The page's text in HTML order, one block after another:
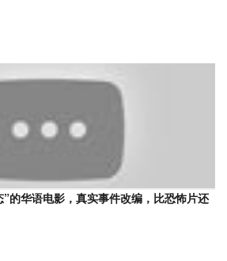
”的华语电影，真实事件改编，比恐怖片还